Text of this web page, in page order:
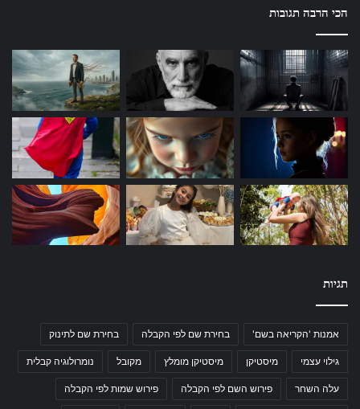
הכי הרבה תגובות
תגיות
אמנות 'הקריאה בשם' בחירת שם לפי הקבלה בחירת שם לתינוק
גילוי עצמי מיסטיקן מיסטיקן מומלץ מקובל נומרולוגיה קבלית
עלה השחר פירוש השם לפי הקבלה פירוש שמות לפי הקבלה